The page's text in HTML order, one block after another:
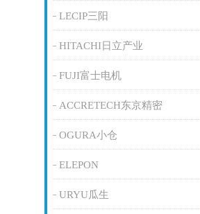
LECIP三阳
HITACHI日立产业
FUJI富士电机
ACCRETECH东京精密
OGURA小仓
ELEPON
URYU瓜生